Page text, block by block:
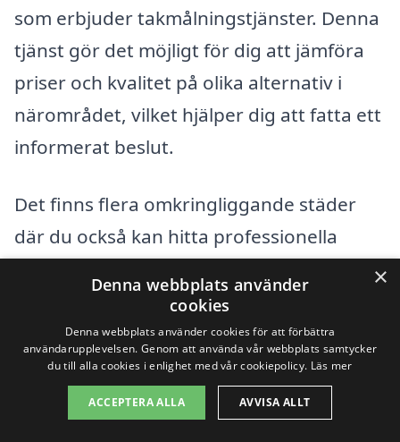
som erbjuder takmålningstjänster. Denna
tjänst gör det möjligt för dig att jämföra
priser och kvalitet på olika alternativ i
närområdet, vilket hjälper dig att fatta ett
informerat beslut.
Det finns flera omkringliggande städer
där du också kan hitta professionella
Vindeln
Bjurholm
Åsele
×
Denna webbplats använder
cookies
Denna webbplats använder cookies för att förbättra
användarupplevelsen. Genom att använda vår webbplats samtycker
du till alla cookies i enlighet med vår cookiepolicy. Läs mer
ACCEPTERA ALLA AVVISA ALLT